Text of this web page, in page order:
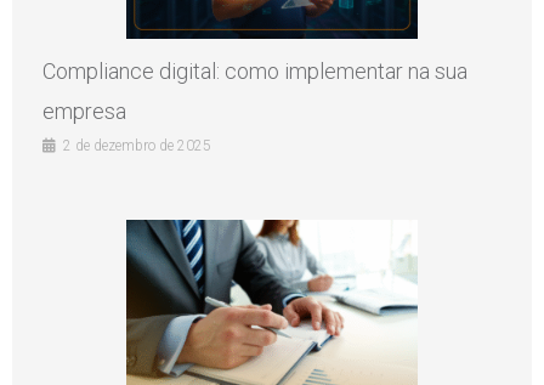
Compliance digital: como implementar na sua
empresa
2 de dezembro de 2025